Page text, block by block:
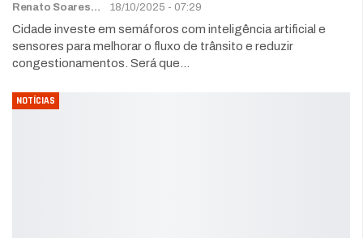
Renato Soares 18/10/2025 - 07:29
Cidade investe em semáforos com inteligência artificial e
sensores para melhorar o fluxo de trânsito e reduzir
congestionamentos. Será que…
NOTÍCIAS